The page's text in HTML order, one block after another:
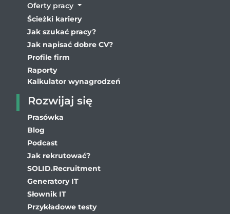
Oferty pracy
Ścieżki kariery
Jak szukać pracy?
Jak napisać dobre CV?
Profile firm
Raporty
Kalkulator wynagrodzeń
Rozwijaj się
Prasówka
Blog
Podcast
Jak rekrutować?
SOLID.Recruitment
Generatory IT
Słownik IT
Przykładowe testy